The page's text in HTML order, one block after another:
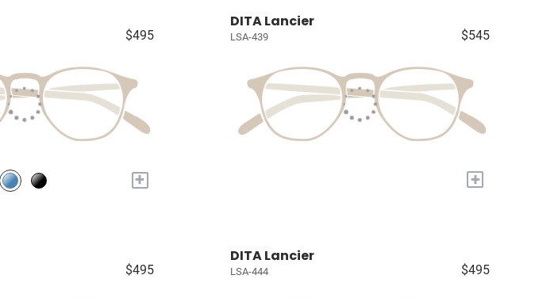
$495
+
DITA Lancier
LSA-439 $545
+
$495
DITA Lancier
LSA-444 $495